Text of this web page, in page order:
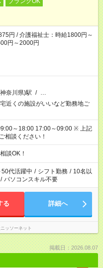
円 / 介護福祉士：時給1800円～
円～2000円
奈川県)駅 / …
くの施設がいいなど勤務地ご
～18:00 17:00～09:00 ※ 上記
相談ください！
談OK！
代活躍中 / シフト勤務 / 10名以
/ パソコンスキル不要
る 詳細へ
ッソーネット
掲載日：2026.08.07